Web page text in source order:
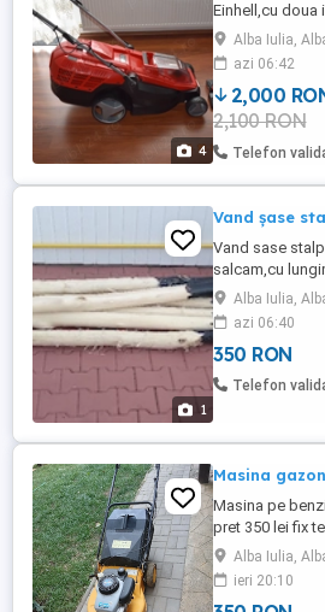
4
Einhell,cu doua
acumulatori.
Alba Iulia,
azi 06:42
2,000
2,100 RON
Telefon
1
Vand șase
Vand sase
salcam,cu
aproximativ 10-
sunt curățați de
și izolați
dinspre vârf.
Alba Iulia,
azi 06:40
350 RON
Telefon
Masina gazon
Masina pe
pret 350 lei fix
Alba Iulia,
ieri 20:10